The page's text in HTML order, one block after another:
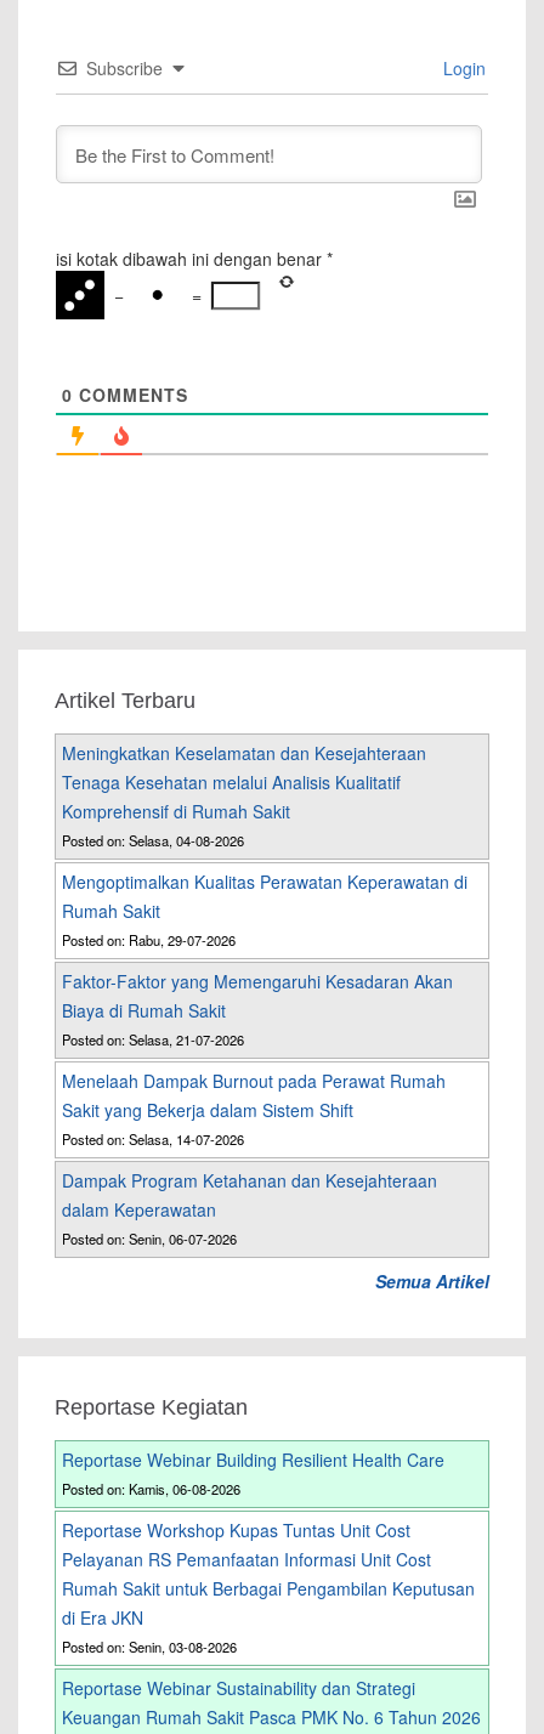
Subscribe Login
isi kotak dibawah ini dengan benar *
−
=
0 COMMENTS
Artikel Terbaru
Meningkatkan Keselamatan dan Kesejahteraan
Tenaga Kesehatan melalui Analisis Kualitatif
Komprehensif di Rumah Sakit
Posted on: Selasa, 04-08-2026
Mengoptimalkan Kualitas Perawatan Keperawatan di
Rumah Sakit
Posted on: Rabu, 29-07-2026
Faktor-Faktor yang Memengaruhi Kesadaran Akan
Biaya di Rumah Sakit
Posted on: Selasa, 21-07-2026
Menelaah Dampak Burnout pada Perawat Rumah
Sakit yang Bekerja dalam Sistem Shift
Posted on: Selasa, 14-07-2026
Dampak Program Ketahanan dan Kesejahteraan
dalam Keperawatan
Posted on: Senin, 06-07-2026
Semua Artikel
Reportase Kegiatan
Reportase Webinar Building Resilient Health Care
Posted on: Kamis, 06-08-2026
Reportase Workshop Kupas Tuntas Unit Cost
Pelayanan RS Pemanfaatan Informasi Unit Cost
Rumah Sakit untuk Berbagai Pengambilan Keputusan
di Era JKN
Posted on: Senin, 03-08-2026
Reportase Webinar Sustainability dan Strategi
Keuangan Rumah Sakit Pasca PMK No. 6 Tahun 2026